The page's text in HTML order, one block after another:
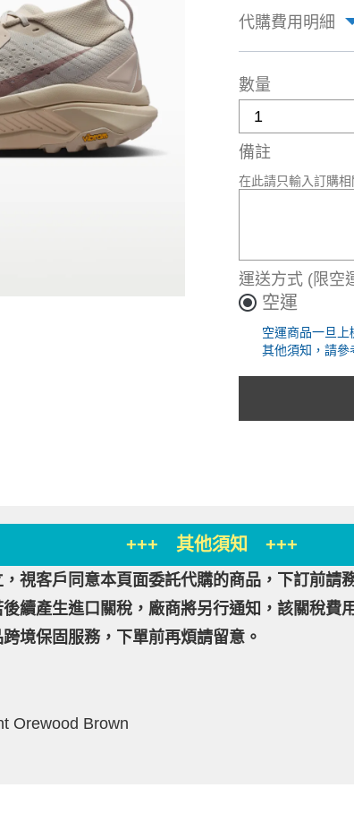
代購費用明細
數量
備註
在此請只輸入訂購
運送方式 (限空
空運
空運商品一旦上
其他須知，請參
+++ 其他須知 +++
視客戶同意本頁面委託代購的商品，下訂前請
續產生進口關稅，廠商將另行通知，該關稅費
境保固服務，下單前再煩請留意。
Orewood Brown